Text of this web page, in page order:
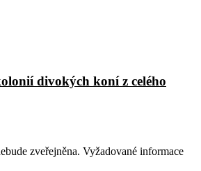
divokých koní z celého
zveřejněna. Vyžadované informace